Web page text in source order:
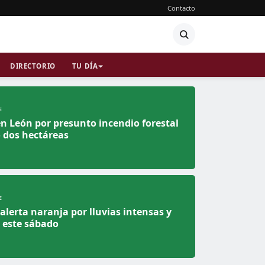
Contacto
DIRECTORIO TU DÍA
León por presunto incendio forestal
hectáreas
naranja por lluvias intensas y
sábado